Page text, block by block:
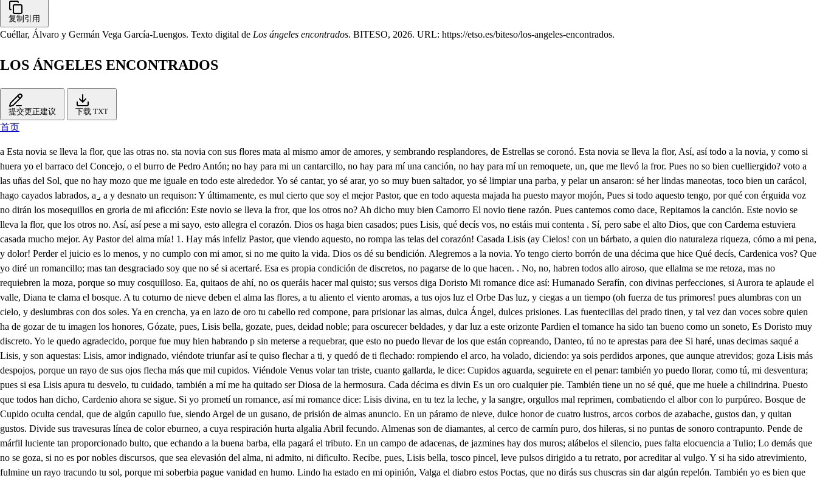
复制引用
Cuéllar, Álvaro y Germán Vega García-Luengos. Texto digital de Los ángeles encontrados. BITESO, 2026. URL: https://etso.es/biteso/los-angeles-encontrados.
LOS ÁNGELES ENCONTRADOS
提交更正建议 下载 TXT
首页
a Esta novia se lleva la flor, que las otras no. sta novia con sus flores mata al mismo amor de amores, y sembrando resplandores, de Estrellas se coronó. Esta novia se lleva la flor, Así, así todo a la novia, y como si huera yo el barraco del Concejo, o el burro de Pedro Antón; no hay para mi un cantarcillo, no hay para mí una canción, no hay para mí un remoquete, un, que me llevó la fror. Pues no so bien cuelliergido? voto a las uñas del Sol, que no hay mozo que me iguale en todo este alrededor. Yo sé cantar, yo sé arar, yo so muy buen saltador, yo sé limpiar una parba, y pelar un ansaron: sé her lindas maneotas, toco bien un carácol, hago cayados labrados, a ̱̱. a y desnato un requison: Y últimamente, es mul cierto que soy el mejor Pastor, que en todo aquesta majada ha puesto mayor mojón, Pues si todo aquesto tengo, por qué con érguida voz no dirán los mosequillos en groria de mi aficción: Este novio se lleva la fror, que los otros no? Ah dicho muy bien Camorro El novio tiene razón. Pues cantemos como dace, Repitamos la canción. Este novio se lleva la flor, que los otros no. Así, así pese a mi sayo, esto allegra el corazón. Dios os haga bien casados; pues Lisis, qué decís vos, no estáis mui contenta . Sí, pero sabe el alto Dios, que con Cardema estuviera casada mucho mejor. Ay Pastor del alma mía! 1. Hay más infeliz Pastor, que viendo aquesto, no rompa las telas del corazón! Casada Lisis (ay Cielos! con un bárbato, a quien dio naturaleza riqueza, cómo a mi pena, y dolor! Perder el juicio es lo menos, y no cumplo con mi amor, si no me quito la vida. Dios os dé su bendición. Alegremos a la novia. Yo tengo cierto borrón de una décima que hice Qué decís, Cardenica vos? Que yo diré un romancillo; mas tan desgraciado soy que no sé si acertaré. Esa es propia condición de discretos, no pagarse de lo que hacen. . No, no, habren todos allo airoso, que ellalma se me retoza, mas no requiebren la moza, porque so muy cosquilloso. Ea, quitaos de ahí, no os queráis hacer mal quisto; sus versos diga Doristo Mi romance dice así: Humanado Serafín, con divinas perfecciones, si Aurora te aplaude el valle, Diana te clama el bosque. A tu coturno de nieve deben el alma las flores, a tu aliento el viento aromas, a tus ojos luz el Orbe Das luz, y ciegas a un tiempo (oh fuerza de tus primores! pues alumbras con un cielo, y deslumbras con dos soles. Ya en crencha, ya en lazo de oro tu cabello red compone, para prisionar las almas, dulca Ángel, dulces prisiones. Las fuentecillas del prado tinen, y tal vez dan voces sobre quien ha de gozar de tu imagen los honores, Gózate, pues, Lisis bella, gozate, pues, deidad noble; para oscurecer beldades, y dar luz a este orizonte Pardien el tomance ha sido tan bueno como un soneto, Es Doristo muy discreto. Yo le quedo agradecido, porque fue muy hien habrando p sin meterse a requebrar, que esto no puedo llevar de los que están copreando, Danteo, tú no te aprestas para dee Si haré, unas decimas saqué a Lisis, y son aquestas: Lisis, amor indignado, viéndote triunfar así te quiso flechar a ti, y quedó de ti flechado: rompiendo el arco, ha volado, diciendo: ya sois perdidos arpones, que aunque atrevidos; goza Lisis más despojos, porque un rayo de sus ojos flecha más que mil cupidos. Viéndole Venus volar tan triste, cuanto gallarda, le dice: Cupidos aguarda, seguirete en el penar: también yo puedo llorar, como tú, mi desventura; pues si esa Lisis apura tu desvelo, tu cuidado, también a mí me ha quitado ser Diosa de la hermosura. Cada décima es divin Es un oro cualquier pie. También tiene un no sé qué, que me huele a chilindrina. Puesto que todos han dicho, Cardenio ahora se sigue. Si yo prometí un romance, así mi romance dice: Lisis divina, en tu tez la leche, y la sangre, orgullos mal reprimen, combatiendo el albor con lo purpúreo. Bosque de Cupido oculta cendal, que de algún capullo fue, siendo Argel de un gusano, de prisión de almas anuncio. En un páramo de nieve, dulce honor de cuatro lustros, arcos corbos de azabache, gustos dan, y quitan gustos. Divide sus travesuras línea de color eburneo, a cuya respiración hurta algalia Abril fecundo. Almenas son de diamantes, al cerco de carmín puro, dos hileras, si no puntas de sonoro contrapunto. Pende de márfil luciente tan proporcionado bulto, que echando a la buena barba, ella pagará el tributo. En un campo de adacenas, de jazmines hay dos muros; alábelos el silencio, pues falta elocuencia a Tulio; Lo demás que no se goza, si no es por nobles discursos, que sea elevasión del alma, ni admito, ni dificulto. Recibe, pues, Lisis bella, tosco pincel, leve pulsos dirigido a tu retrato, por acreditar al vulgo. Y si ha sido atrevimiento, fulmine un rayo tracundo tu sol, porque mi soberbia pague vanidad en humo. Lindo ha estado en mi opinión, Valga el diabro estos Poctas, que no dirás sus chuscras sin dar algún repelón. También yo es bien que me meta en copras decir, y her; y aún par Dios, que habéis de ves mis versos, que só Poeta. Salgan de mi colla hajuera, sin contienda, ni porfía, y oíganlos, por vida mía, que dicen de esta manera: Lisis, aquesa carita, cuando yo con ella topo, no es más hermoso el guísopo dentro del agua bendita. con tus ojos de mochuelo, y eres cual higo en higuera, más lucia que una esperera, más sabrosa que un majuelo. Con corales enfenitos parece tan cuelliérguida, una cochina parida, cercada de cochinitos. Y tienes tanto primor, y sabes a mí también, como huevos en sarten, y cabrito en asador, Eres de beldad tan brava, que hasta mi hurto suspira por ti; y si acaso te mira, luego se le cae la baba. Y en fin, si te he de alabar, digo que es tu resplandor más lucio que un pisador, cuando sale deellagar. Muy bien alabada estoy, las coplas son como vuestras. Son, al fin, copras maestras, y a fe, que las hice hoy, y no es bien que me las gruñas, porque me costó cualquiera aranarme la mollera, y deshacerme las uñas: Qué os parece, Cura, a vos? Qué es justo que ellauro os den. Que este alabe así a mi bien rabiando estoy, vive Dios. Donde hay rabia vivo yo, porque siempre en rabia estrivo, en rabia, y en fuego vivo, pues la rabia me mordió, Guerra corra el hombre, guerra, y aún contra Dios la prevengo, que sol Lacifer, y vengo a talar toda la tierra. No aquesta hazana me estorbe el Cielo de luces lleno, dilátese mi veneno por las a rovincias del Orbe. Crezea mi tormento eterno, pues contra Dios mi enemigo, traigo al Infierno conmigo, para hacer la tierra Infierno. En este campo he de entrar, y entre uno, y otro Pastror, en traje de cazidor las almas he de cazar. Bien hallados, gente honrada, Y vos seáis bienvenido. En el campo me he perdido, y es mi suerte desgraciada: de bodas pienso que estáis. Y contentos a la he. Pues yo os descontentaré . para que en mi fuego ardáis. Quién sois, y qué nos queréis? que casi con miedo estoy. Si queréis saber quien soy, e escuchad, y lo sabréis. Yo sol aquel gran Privado de aquel Monarca invencible. aor oenerl mo que en su valeroso puno, Tierra, Mar, y Cielos ciñe. En su Casa me crié, tan hermoso, y apacible, que era objecto de la vista a los más lucientes linces. ̱a Servianme sus vasallos, que eran unos Serafines, y yo altivo, y arrogante, viendo al Sol, desvanecime. Supe que a un Rapaz a un Niño, en brazos de Madre Virgen había de adorar por fuerza; y sabiéndolo, cortrme de que esto el Rey intentase, y altivo, soberbio, y libre, enarbolando Vanderas, y tocando mis clarines, la tercera parte junto de los que en su Solio asisten, para formar guerra al Rey, que ardientes rayos esgerme. Unos contra mí se oponen, otros mis Banderas siguen: mi en- comiénzase la batalla con afectación de ardides. Mas un humilde vasallo que honra el Rey a los humildes tan alentado se muestra, que venciendo a mis Caciques, los pone en huida a todos, y sin poder resistirle, yo me valí de la fuga: o rabia! oh pena terrible! Perdonad, nobles Pastores, que no puedo reprimirme en llegando a aqueste punto, de mi resplandor eclipse. En fin, yo perdí la gracia de mi Rey, y arrepentirme de lo hecho ya no puedo, porque es caso en mi imposible. Pero lo que pude hacer, fue, con engaños sutiles, borrarle la bella imagen, que formó de barro humilde, Engañé a su femejanza con una fruta, que dicen, que ha sido la perdición de cuantos hoy muertos viven. De Príncipe le hice Esclavo, a mi obediencia rendirle, y hoy errando, suspirando en mis mazmortas reside. Dicen, que el Príncipe quiere rescatarle: y ay del triste, si yo le cojo en la tierra donde mis bravos asisten! A muchos lo ha prometido, y según los suyos dicen, ha de venir disfrazado de Belen a los Paises. Ya el término se ha cumplido, y he de andar por estas lindes. entraje de cazador, porque de mí no se libre. Yo le quitaré la vida, aunque bien sé qué consiste a su triunfo en morir; y así, si él muere, el esclavo vive. No os admiréis, o Pastores, si esta rabia en mí se imprime, y que en vuestro territorio persiga a quien me persige, haga guerra a quien me ofende, la esperanza le marchite, el esclavo se le niegue, los poderes le registre, mi ardiente espada le amague, su muerte le varicine, y que le quite la vida, aunque la vida me quite. Pardiez, señor comunero, que la desdicha le sigue: no se meta con el Rey, que los que contra él delinquen, la soga traen arrastrando. Señor Cura, qué latines ha estudiado? por ventura; quiere el idiota argüirme? Él me parece muy buen, Capitán de volatines. Par Dios, si yo juera Alcalde, que os había de dar gentiles azotazos, y ahorcaros; que quien con el Rey compites merece que le agañoten. Lo mismo Doristo dice. Y Danteo lo confirma. Y Cardenio se apercibe para defender al Rey. Oh villanos! oh civiles! morir a mis manos todos. Huyamos, por que es un tigre aqueste dimuno. . Huyamos. aunque envista el rigor, amor resiste , , , Sin vos fuera, Señora: (ra? No huyáis: y tú, fiera esfinge, quedará dividida en tal partida: qué intentas en este prado, donde ya los Serafines están inundando glorias, donde los Cielos escriben agregaciones de parque